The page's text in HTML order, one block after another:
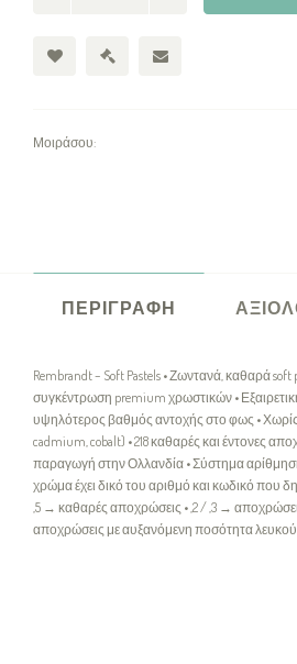
Μοιράσου:
ΠΕΡΙΓΡΑΦΉ
Rembrandt – Soft Pastels • Ζωντανά, καθαρά soft
συγκέντρωση premium χρωστικών •
υψηλότερος βαθμός αντοχής στο φως • Χωρίς
cadmium, cobalt) • 218 καθαρές και έντονες
παραγωγή στην Ολλανδία • Σύστημα
χρώμα έχει δικό του αριθμό και κωδικό που
,5 → καθαρές αποχρώσεις • ,2 / ,3 →
αποχρώσεις με αυξανόμενη ποσότητα λευκού